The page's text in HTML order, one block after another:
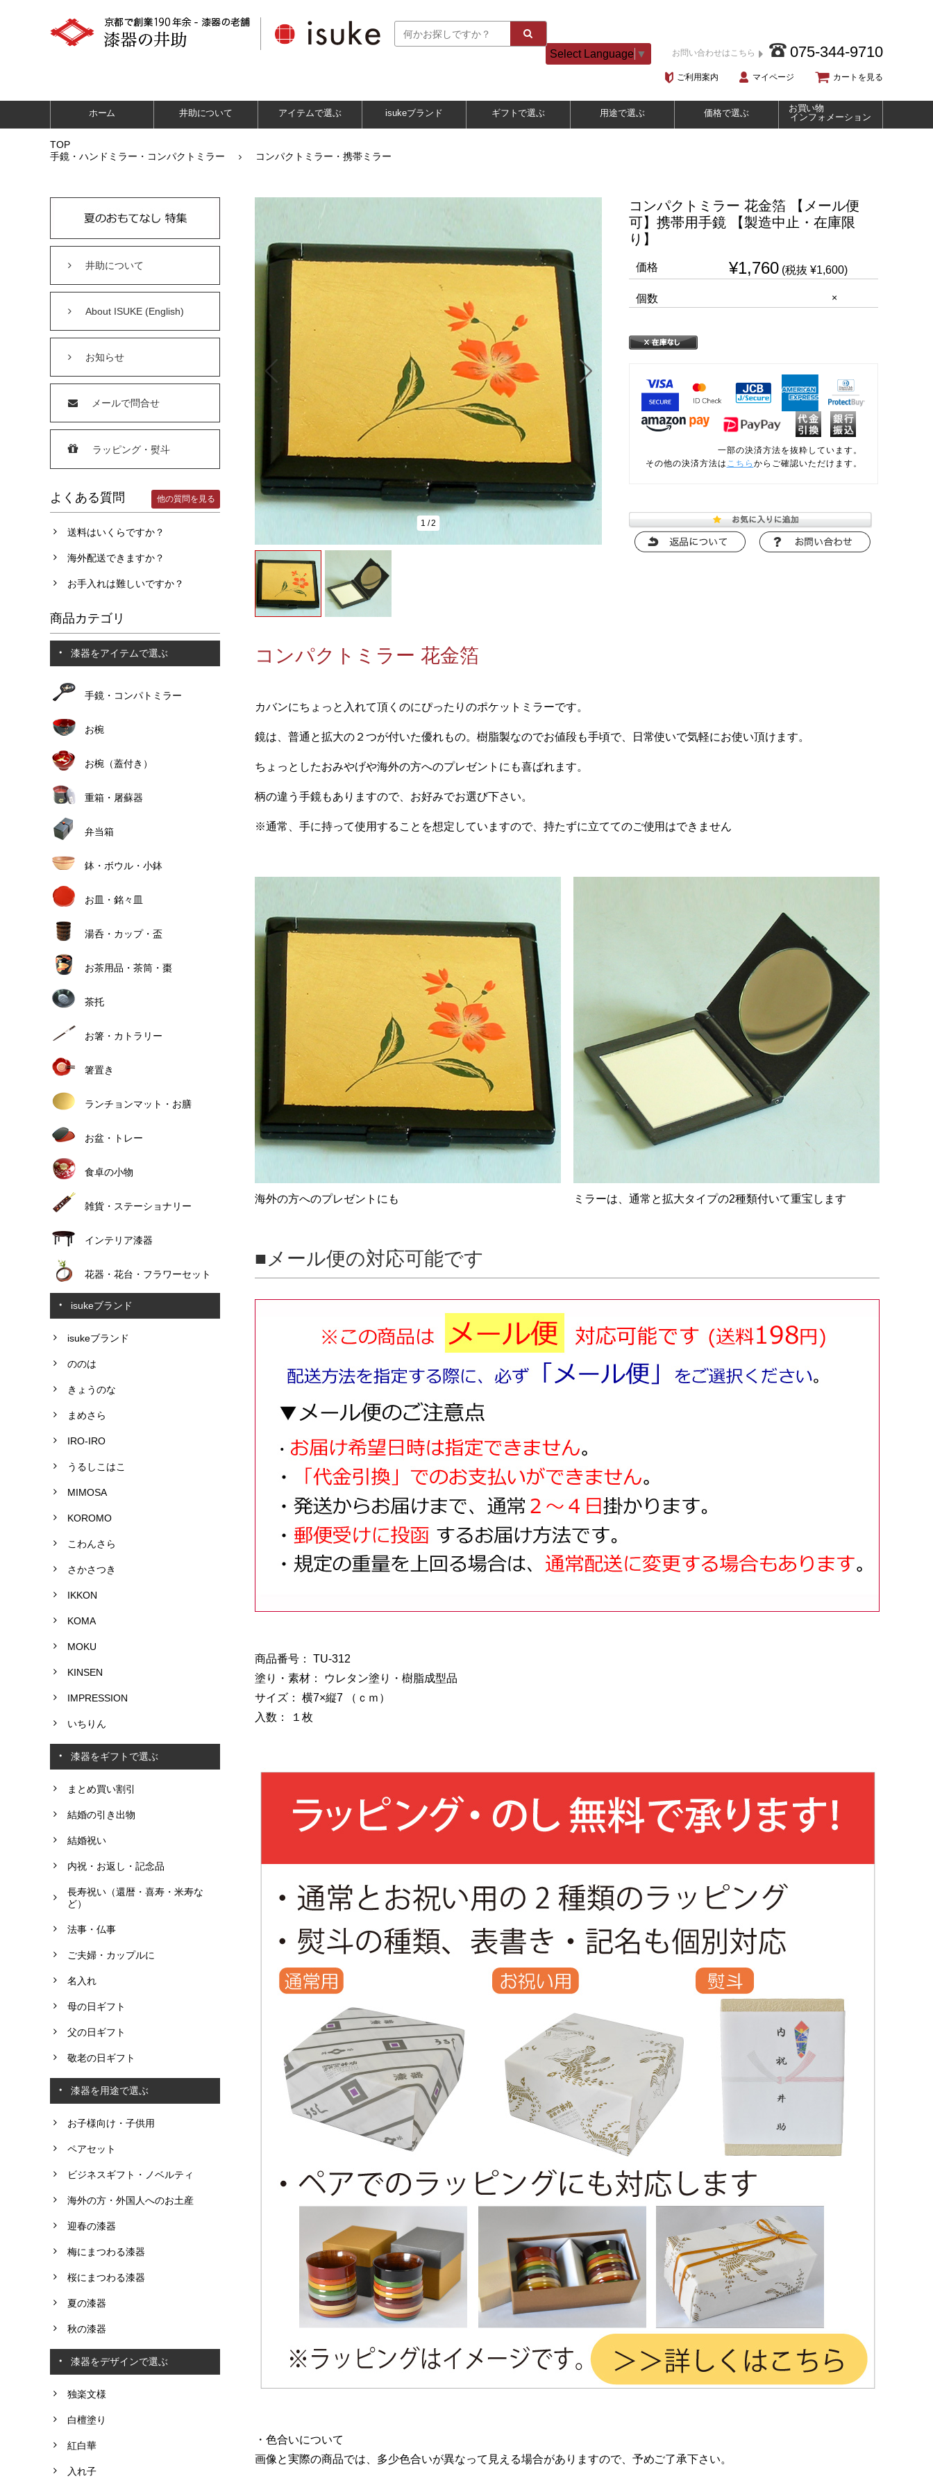
Select Language ▼ お問い合わせはこちら 075-344-9710
ご利用案内 マイページ カートを見る
ホーム 井助について アイテムで選ぶ isukeブランド ギフトで選ぶ 用途で選ぶ 価格で選ぶ
お買い物
インフォメーション
TOP
手鏡・ハンドミラー・コンパクトミラー
コンパクトミラー・携帯ミラー
井助について
About ISUKE (English)
お知らせ
メールで問合せ
ラッピング・熨斗
よくある質問 他の質問を見る
送料はいくらですか？
海外配送できますか？
お手入れは難しいですか？
商品カテゴリ
漆器をアイテムで選ぶ
手鏡・コンパトミラー
お椀
お椀（蓋付き）
重箱・屠蘇器
弁当箱
鉢・ボウル・小鉢
お皿・銘々皿
湯呑・カップ・盃
お茶用品・茶筒・棗
茶托
お箸・カトラリー
箸置き
ランチョンマット・お膳
お盆・トレー
食卓の小物
雑貨・ステーショナリー
インテリア漆器
花器・花台・フラワーセット
isukeブランド
isukeブランド
ののは
きょうのな
まめさら
IRO-IRO
うるしこはこ
MIMOSA
KOROMO
こわんさら
さかさつき
IKKON
KOMA
MOKU
KINSEN
IMPRESSION
いちりん
漆器をギフトで選ぶ
まとめ買い割引
結婚の引き出物
結婚祝い
内祝・お返し・記念品
長寿祝い（還暦・喜寿・米寿な
ど）
法事・仏事
ご夫婦・カップルに
名入れ
母の日ギフト
父の日ギフト
敬老の日ギフト
漆器を用途で選ぶ
お子様向け・子供用
ペアセット
ビジネスギフト・ノベルティ
海外の方・外国人へのお土産
迎春の漆器
梅にまつわる漆器
桜にまつわる漆器
夏の漆器
秋の漆器
漆器をデザインで選ぶ
独楽文様
白檀塗り
紅白華
入れ子
1 /2
コンパクトミラー 花金箔 【メール便
可】携帯用手鏡 【製造中止・在庫限
り】
価格 ¥1,760 (税抜 ¥1,600)
個数 ×
一部の決済方法を抜粋しています。
その他の決済方法は こちら からご確認いただけます。
コンパクトミラー 花金箔
カバンにちょっと入れて頂くのにぴったりのポケットミラーです。
鏡は、普通と拡大の２つが付いた優れもの。樹脂製なのでお値段も手頃で、日常使いで気軽にお使い頂けます。
ちょっとしたおみやげや海外の方へのプレゼントにも喜ばれます。
柄の違う手鏡もありますので、お好みでお選び下さい。
※通常、手に持って使用することを想定していますので、持たずに立ててのご使用はできません
海外の方へのプレゼントにも ミラーは、通常と拡大タイプの2種類付いて重宝します
メール便の対応可能です
商品番号： TU-312
塗り・素材： ウレタン塗り・樹脂成型品
サイズ： 横7×縦7 （ｃｍ）
入数： １枚
・色合いについて
画像と実際の商品では、多少色合いが異なって見える場合がありますので、予めご了承下さい。